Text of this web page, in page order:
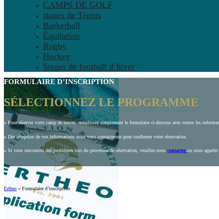
CAMPS DE GOLF
stages de Tennis
Basketball
Équitation
Rugby
Hockey
Stages de football d´hiver
FORMULAIRE D’INSCRIPTION
SÉLECTIONNEZ LE PROGRAMME
» Pour réserver votre camp de soccer, remplissez simplement le formulaire ci-dessous avec toutes les
» Dès réception de vos informations nous vous contacterons pour confirmer votre réservation.
» Si vous rencontrez des problèmes lors du processus de réservation, veuillez nous contacterou nous appeler
Ertheo » Formulaire d’inscription